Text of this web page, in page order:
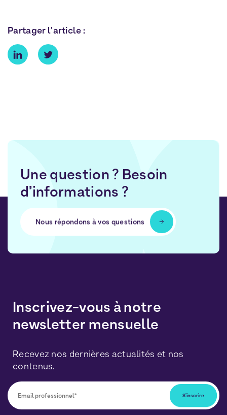
Partager l'article :
Une question ? Besoin
d’informations ?
Nous répondons à vos questions
Inscrivez-vous à notre
newsletter mensuelle
Recevez nos dernières actualités et nos
contenus.